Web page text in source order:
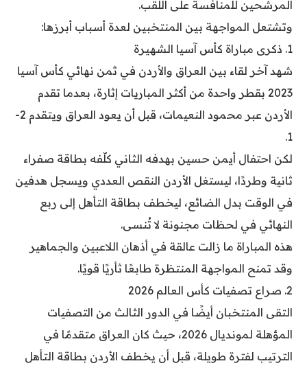
المرشحين للمنافسة على اللقب.
وتشتعل المواجهة بين المنتخبين لعدة أسباب أبرزها:
1. ذكرى مباراة كأس آسيا الشهيرة
شهد آخر لقاء بين العراق والأردن في ثمن نهائي كأس آسيا
2023 بقطر واحدة من أكثر المباريات إثارة، بعدما تقدم
الأردن عبر محمود النعيمات، قبل أن يعود العراق ويتقدم 2-
1.
لكن احتفال أيمن حسين بهدفه الثاني كلّفه بطاقة صفراء
ثانية وطردًا، ليستغل الأردن النقص العددي ويسجل هدفين
في الوقت بدل الضائع، ليخطف بطاقة التأهل إلى ربع
النهائي في لحظات مجنونة لا تُنسى.
هذه المباراة ما زالت عالقة في أذهان اللاعبين والجماهير
وقد تمنح المواجهة المنتظرة طابعًا ثأريًا قويًا.
2. صراع تصفيات كأس العالم 2026
التقى المنتخبان أيضًا في الدور الثالث من التصفيات
المؤهلة لمونديال 2026، حيث كان العراق متقدمًا في
الترتيب لفترة طويلة، قبل أن يخطف الأردن بطاقة التأهل